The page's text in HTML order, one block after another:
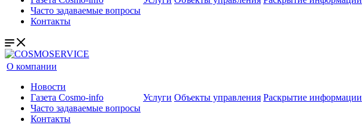
Часто задаваемые вопросы
Контакты
О компании
Новости
Газета Cosmo-info
Часто задаваемые вопросы
Контакты
Услуги Объекты управления Раскрытие информации